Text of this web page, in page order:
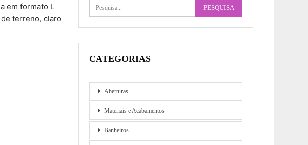
em formato L
terreno, claro
CATEGORIAS
Aberturas
Materiais e Acabamentos
Banheiros